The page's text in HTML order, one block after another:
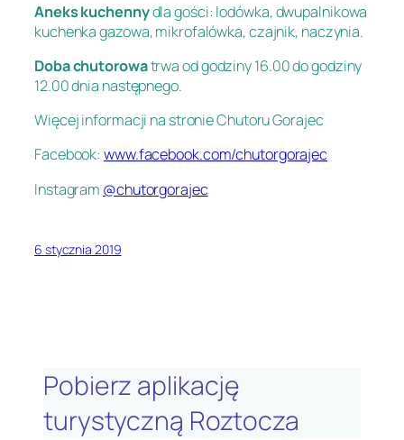
Aneks kuchennydla gości: lodówka, dwupalnikowa
kuchenka gazowa, mikrofalówka, czajnik, naczynia.
Doba chutorowatrwa od godziny 16.00 do godziny
12.00 dnia następnego.
Więcej informacji na stronie Chutoru Gorajec
Facebook:www.facebook.com/chutorgorajec
Instagram @chutorgorajec
6 stycznia 2019
Pobierz aplikację
turystyczną Roztocza